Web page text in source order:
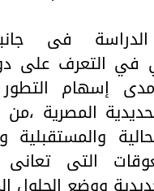
فى
في التعرف على
إسهام
المصرية
التى